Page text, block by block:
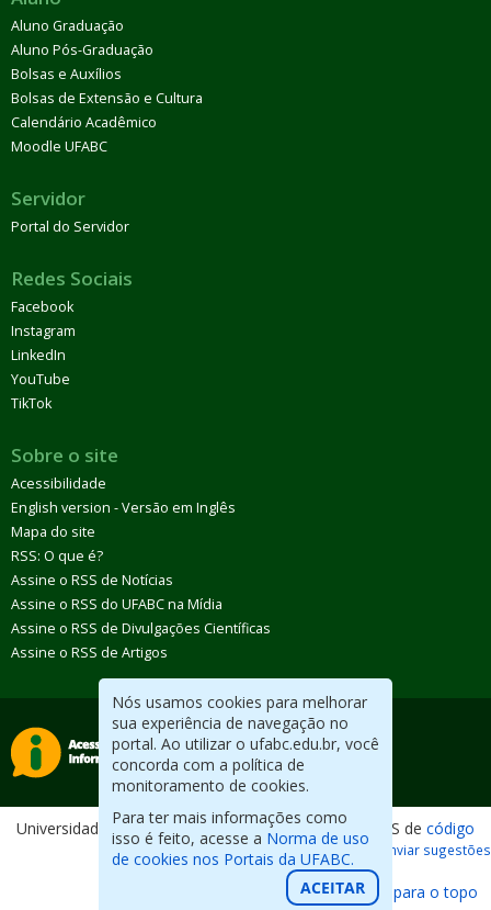
Nós usamos cookies para melhorar
sua experiência de navegação no
portal. Ao utilizar o ufabc.edu.br, você
concorda com a política de
monitoramento de cookies.
Para ter mais informações como
isso é feito, acesse a Norma de uso
de cookies nos Portais da UFABC.
ACEITAR
Aluno Graduação
Aluno Pós-Graduação
Bolsas e Auxílios
Bolsas de Extensão e Cultura
Calendário Acadêmico
Moodle UFABC
Servidor
Portal do Servidor
Redes Sociais
Facebook
Instagram
LinkedIn
YouTube
TikTok
Sobre o site
Acessibilidade
English version - Versão em Inglês
Mapa do site
RSS: O que é?
Assine o RSS de Notícias
Assine o RSS do UFABC na Mídia
Assine o RSS de Divulgações Científicas
Assine o RSS de Artigos
Universidade Federal do ABC. Desenvolvido com CMS de código
aberto. Reportar erros / Enviar sugestões
Voltar para o topo